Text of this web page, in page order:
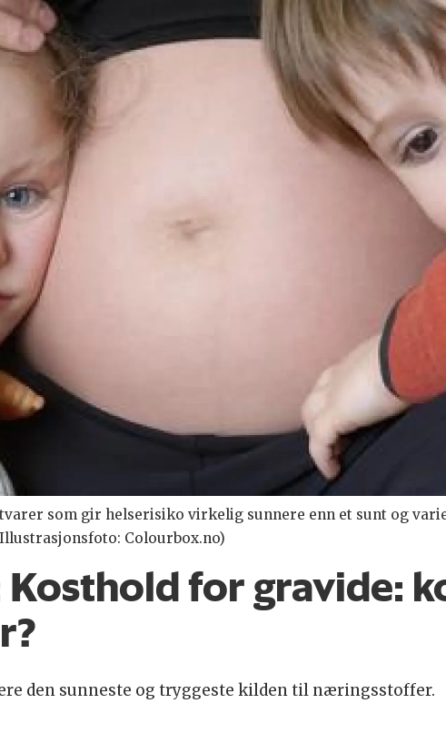
som gir helserisiko virkelig sunnere enn et sunt og
Colourbox.no)
Kosthold for gravide:
den sunneste og tryggeste kilden til næringsstoffer.